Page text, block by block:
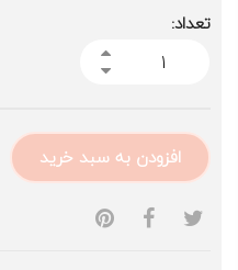
تعداد:
افزودن به سبد خرید